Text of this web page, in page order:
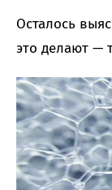
Осталось
это делают —